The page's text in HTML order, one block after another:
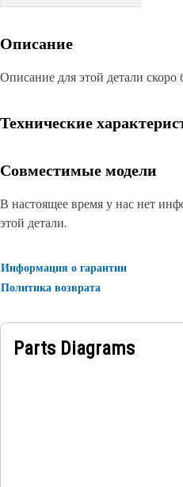
Описание
Описание для этой детали скоро
Технические
Совместимые модели
В настоящее время у нас нет
этой детали.
Информация о гарантии
Политика возврата
Parts Diagrams